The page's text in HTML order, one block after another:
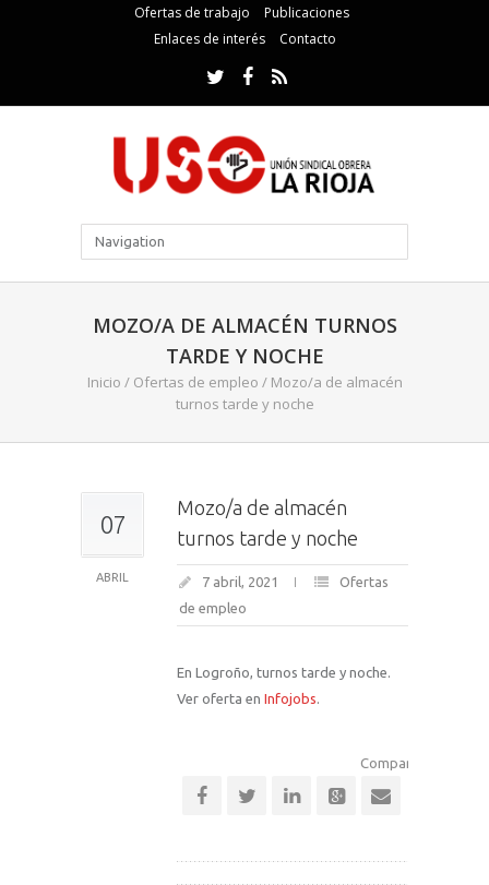
Ofertas de trabajo
Publicaciones
Enlaces de interés
Contacto
MOZO/A DE ALMACÉN TURNOS
TARDE Y NOCHE
Inicio / Ofertas de empleo / Mozo/a de almacén
turnos tarde y noche
07
ABRIL
Mozo/a de almacén
turnos tarde y noche
7 abril, 2021
Ofertas
de empleo
En Logroño, turnos tarde y noche.
Ver oferta en Infojobs.
Comparte esta